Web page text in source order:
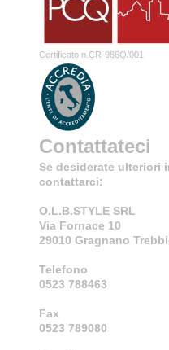
Certificato n.CR-986Q/001
Contattateci
Se desiderate ulteriori
contattarci:
O.L.B.STYLE SRL
Via Fornace 10
29010 Gragnano
Telefono
0523 788463
Fax
0523 789080